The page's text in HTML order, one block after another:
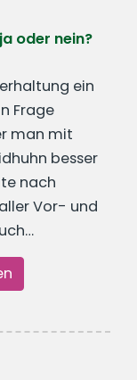
oder nein?
ein
Frage
man mit
besser
nach
Vor- und